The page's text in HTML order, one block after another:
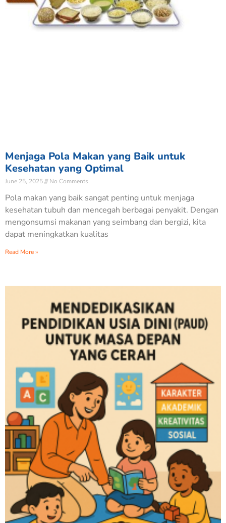
Menjaga Pola Makan yang Baik untuk
Kesehatan yang Optimal
June 25, 2025 No Comments
Pola makan yang baik sangat penting untuk menjaga
kesehatan tubuh dan mencegah berbagai penyakit. Dengan
mengonsumsi makanan yang seimbang dan bergizi, kita
dapat meningkatkan kualitas
Read More »